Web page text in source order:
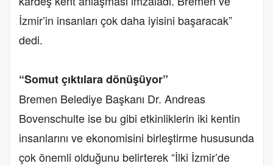
İzmir’in insanları çok daha iyisini başaracak”
dedi.
“Somut çıktılara dönüşüyor”
Bremen Belediye Başkanı Dr. Andreas
Bovenschulte ise bu gibi etkinliklerin iki kentin
insanlarını ve ekonomisini birleştirme hususunda
çok önemli olduğunu belirterek “İlki İzmir’de